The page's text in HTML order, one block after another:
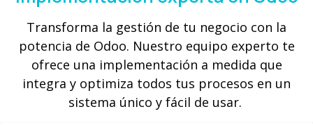
Transforma la gestión de tu negocio con la
potencia de Odoo. Nuestro equipo experto te
ofrece una implementación a medida que
integra y optimiza todos tus procesos en un
sistema único y fácil de usar.